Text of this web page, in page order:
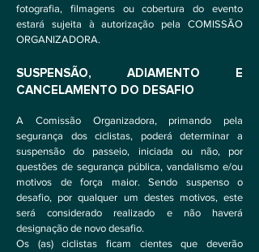
fotografia, filmagens ou cobertura do evento
estará sujeita à autorização pela COMISSÃO
ORGANIZADORA.
SUSPENSÃO, ADIAMENTO E
CANCELAMENTO DO DESAFIO
A Comissão Organizadora, primando pela
segurança dos ciclistas, poderá determinar a
suspensão do passeio, iniciada ou não, por
questões de segurança pública, vandalismo e/ou
motivos de força maior. Sendo suspenso o
desafio, por qualquer um destes motivos, este
será considerado realizado e não haverá
designação de novo desafio.
Os (as) ciclistas ficam cientes que deverão